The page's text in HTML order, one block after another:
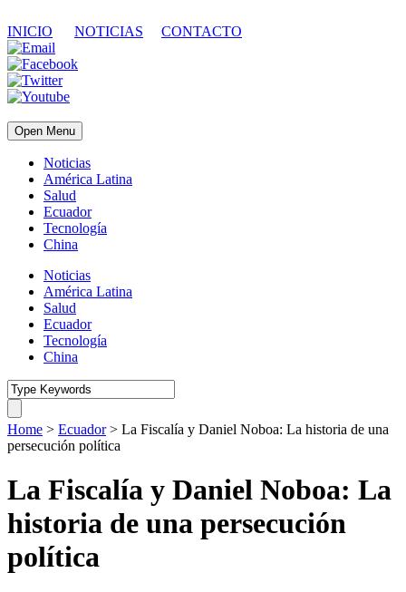
INICIO NOTICIAS CONTACTO
Open Menu
Noticias
América Latina
Salud
Ecuador
Tecnología
China
Noticias
América Latina
Salud
Ecuador
Tecnología
China
Home > Ecuador > La Fiscalía y Daniel Noboa: La historia de una
persecución política
La Fiscalía y Daniel Noboa: La
historia de una persecución
política